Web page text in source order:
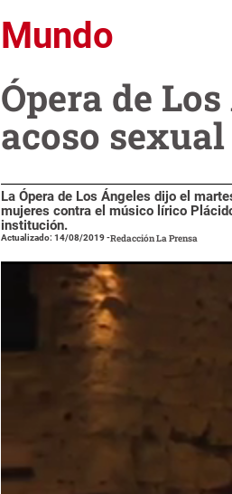
Mundo
Ópera de
acoso
La Ópera de Los Ángeles dijo el
mujeres contra el músico lírico
institución.
Actualizado: 14/08/2019-Redacción La Prensa